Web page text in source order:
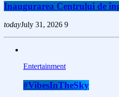
Inaugurarea Centrului de
todayJuly 31, 2026 9
Entertainment
#VibesInTheSky